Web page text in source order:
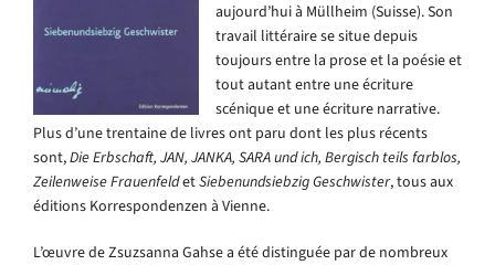
aujourd’hui à Müllheim (Suisse). Son
travail littéraire se situe depuis
toujours entre la prose et la poésie et
tout autant entre une écriture
scénique et une écriture narrative.
Plus d’unetrentainede livres ont paru dont les plus récents
sont,DieErbschaft, JAN, JANKA, SARA und ich, Bergisch teils farblos,
Zeilenweise FrauenfeldetSiebenundsiebzig Geschwister, tous aux
éditions Korrespondenzen à Vienne.
L’œuvre de Zsuzsanna Gahse a été distinguée par de nombreux